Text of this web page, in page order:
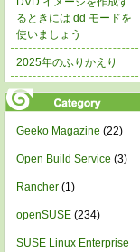
るときには dd モードを
使いましょう
2025年のふりかえり
Geeko Magazine (22)
Open Build Service (3)
Rancher (1)
openSUSE (234)
SUSE Linux Enterprise